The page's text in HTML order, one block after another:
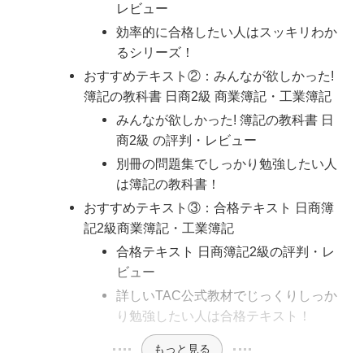
レビュー
効率的に合格したい人はスッキリわか
るシリーズ！
おすすめテキスト②：みんなが欲しかった!
簿記の教科書 日商2級 商業簿記・工業簿記
みんなが欲しかった! 簿記の教科書 日
商2級 の評判・レビュー
別冊の問題集でしっかり勉強したい人
は簿記の教科書！
おすすめテキスト③：合格テキスト 日商簿
記2級商業簿記・工業簿記
合格テキスト 日商簿記2級の評判・レ
ビュー
詳しいTAC公式教材でじっくりしっか
り勉強したい人は合格テキスト！
もっと見る